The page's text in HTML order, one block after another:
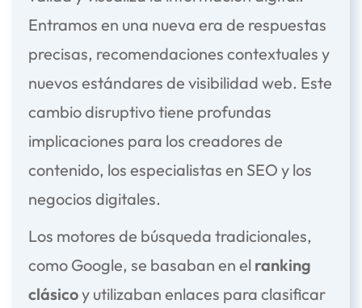
Entramos en una nueva era de respuestas
precisas, recomendaciones contextuales y
nuevos estándares de visibilidad web. Este
cambio disruptivo tiene profundas
implicaciones para los creadores de
contenido, los especialistas en SEO y los
negocios digitales.
Los motores de búsqueda tradicionales,
como Google, se basaban en el ranking
clásicoy utilizaban enlaces para clasificar